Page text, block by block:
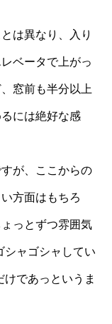
は異なり、入り
ベータで上がっ
窓前も半分以上
には絶好な感
が、ここからの
方面はもちろ
っとずつ雰囲気
シャゴシャしてい
であっというま